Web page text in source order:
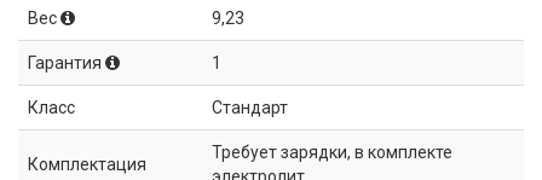
Вес 9,23
Гарантия 1
Класс Стандарт
Комплектация
Требует зарядки, в комплекте
электролит